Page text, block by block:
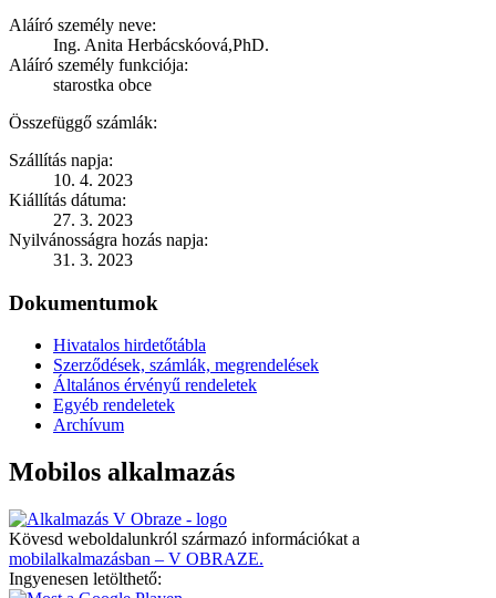
Aláíró személy neve:
Ing. Anita Herbácskóová,PhD.
Aláíró személy funkciója:
starostka obce
Összefüggő számlák:
Szállítás napja:
10. 4. 2023
Kiállítás dátuma:
27. 3. 2023
Nyilvánosságra hozás napja:
31. 3. 2023
Dokumentumok
Hivatalos hirdetőtábla
Szerződések, számlák, megrendelések
Általános érvényű rendeletek
Egyéb rendeletek
Archívum
Mobilos alkalmazás
Kövesd weboldalunkról származó információkat a
mobilalkalmazásban – V OBRAZE.
Ingyenesen letölthető: